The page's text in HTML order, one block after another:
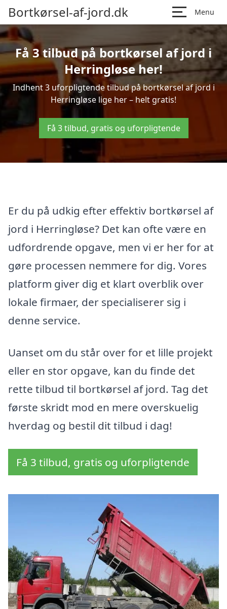
Bortkørsel-af-jord.dk Menu
Få 3 tilbud på bortkørsel af jord i
Herringløse her!
Indhent 3 uforpligtende tilbud på bortkørsel af jord i
Herringløse lige her – helt gratis!
Få 3 tilbud, gratis og uforpligtende
Er du på udkig efter effektiv bortkørsel af
jord i Herringløse? Det kan ofte være en
udfordrende opgave, men vi er her for at
gøre processen nemmere for dig. Vores
platform giver dig et klart overblik over
lokale firmaer, der specialiserer sig i
denne service.
Uanset om du står over for et lille projekt
eller en stor opgave, kan du finde det
rette tilbud til bortkørsel af jord. Tag det
første skridt mod en mere overskuelig
hverdag og bestil dit tilbud i dag!
Få 3 tilbud, gratis og uforpligtende